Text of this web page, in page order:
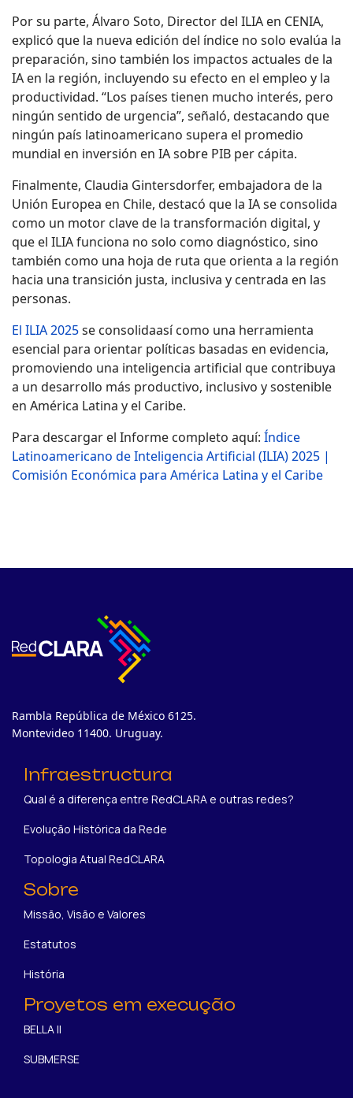
Por su parte, Álvaro Soto, Director del ILIA en CENIA,
explicó que la nueva edición del índice no solo evalúa la
preparación, sino también los impactos actuales de la
IA en la región, incluyendo su efecto en el empleo y la
productividad. “Los países tienen mucho interés, pero
ningún sentido de urgencia”, señaló, destacando que
ningún país latinoamericano supera el promedio
mundial en inversión en IA sobre PIB per cápita.
Finalmente, Claudia Gintersdorfer, embajadora de la
Unión Europea en Chile, destacó que la IA se consolida
como un motor clave de la transformación digital, y
que el ILIA funciona no solo como diagnóstico, sino
también como una hoja de ruta que orienta a la región
hacia una transición justa, inclusiva y centrada en las
personas.
El ILIA 2025se consolidaasí como una herramienta
esencial para orientar políticas basadas en evidencia,
promoviendo una inteligencia artificial que contribuya
a un desarrollo más productivo, inclusivo y sostenible
en América Latina y el Caribe.
Para descargar el Informe completo aquí: Índice
Latinoamericano de Inteligencia Artificial (ILIA) 2025 |
Comisión Económica para América Latina y el Caribe
Rambla República de México 6125.
Montevideo 11400. Uruguay.
Infraestructura
Qual é a diferença entre RedCLARA e outras redes?
Evolução Histórica da Rede
Topologia Atual RedCLARA
Sobre
Missão, Visão e Valores
Estatutos
História
Proyetos em execução
BELLA II
SUBMERSE